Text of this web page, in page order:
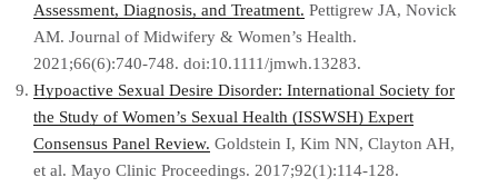
Assessment, Diagnosis, and Treatment. Pettigrew JA, Novick
AM. Journal of Midwifery & Women’s Health.
2021;66(6):740-748. doi:10.1111/jmwh.13283.
Hypoactive Sexual Desire Disorder: International Society for
the Study of Women’s Sexual Health (ISSWSH) Expert
Consensus Panel Review. Goldstein I, Kim NN, Clayton AH,
et al. Mayo Clinic Proceedings. 2017;92(1):114-128.